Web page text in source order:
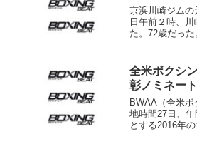
京浜川崎ジムの
日午前２時、
た。72歳だった
は千葉県出身
し、６回戦選
全米ボクシ
彰ノミネート
BWAA（全米
地時間27日、
とする2016年